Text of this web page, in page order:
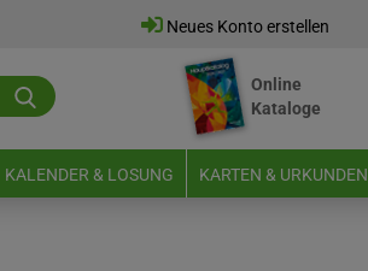
Neues Konto erstellen
Suche...
Online
Kataloge
KALENDER & LOSUNG KARTEN & URKUNDEN